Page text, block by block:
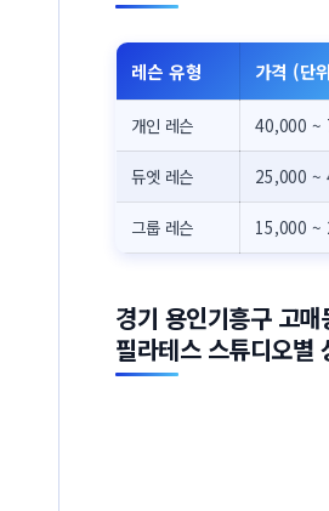
레슨 유형 가격 (단
개인 레슨 40,000 ~
듀엣 레슨 25,000 ~
그룹 레슨 15,000 ~
경기 용인기흥구 고매
필라테스 스튜디오별